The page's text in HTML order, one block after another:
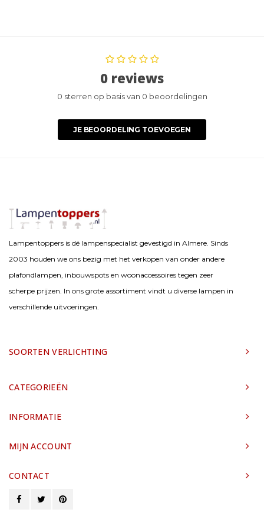
0 reviews
0 sterren op basis van 0 beoordelingen
JE BEOORDELING TOEVOEGEN
Lampentoppers is dé lampenspecialist gevestigd in Almere. Sinds
2003 houden we ons bezig met het verkopen van onder andere
plafondlampen, inbouwspots en woonaccessoires tegen zeer
scherpe prijzen. In ons grote assortiment vindt u diverse lampen in
verschillende uitvoeringen.
SOORTEN VERLICHTING
CATEGORIEËN
INFORMATIE
MIJN ACCOUNT
CONTACT